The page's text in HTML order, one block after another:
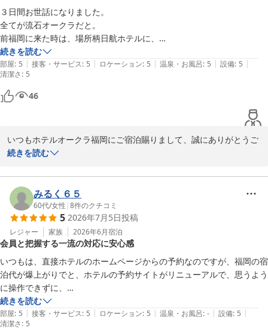
３日間お世話になりました。
全てが流石オークラだと。
前福岡に来た時は、場所柄日航ホテルに、
今回は博多座の近くとオークラに。
どちらも同じ系列で、次も来る時はオークラにと決めております。
皆様の行き届いた配慮、有難うございました。
続きを読む
部屋: 5 | 接客・サービス: 5 | ロケーション: 5 | 温泉・お風呂: 5 | 設備: 5 |
清潔さ: 5
46
いつもホテルオークラ福岡にご宿泊賜りまして、誠にありがとうご
ざいます。お褒めのお言葉を頂戴し大変嬉しく存じます。福岡の街
楽しみいただければ何よりであり、その際にまた私どもをお選びい
ただければ光栄です。その際までスタッフ一同精進してまいりま
ホテルオークラ福岡
2026-07-26
続きを読む
みるく６５
60代/女性 |8件のクチコミ
5 2026年7月5日投稿
レジャー 家族 2026年6月宿泊
会員と把握する一流の対応に安心感
いつもは、直接ホテルのホームページからの予約なのですが、福岡の宿
泊代が爆上がりでと、ホテルの予約サイトがリニューアルで、思うよう
に操作できずに、
こちらからの予約でしたが、いつも通りホテルの会員と把握していただ
き、さすが、一流はちがうな、、と思いました。
多少お値段が高くてもやはり、普段から通いなれているホテルが安心で
続きを読む
部屋: 5 | 接客・サービス: 5 | ロケーション: 5 | 温泉・お風呂: - | 設備: 5 |
清潔さ: 5